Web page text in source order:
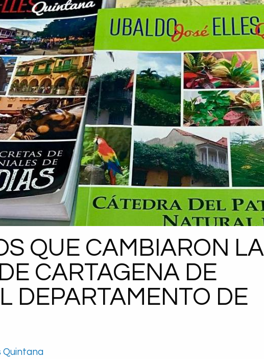
QUE CAMBIARON LA
CARTAGENA DE
DEPARTAMENTO DE
Quintana